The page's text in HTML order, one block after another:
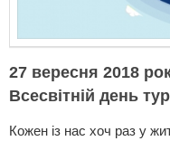
27 вересня 2018
Всесвітній день
Кожен із нас хоч раз у